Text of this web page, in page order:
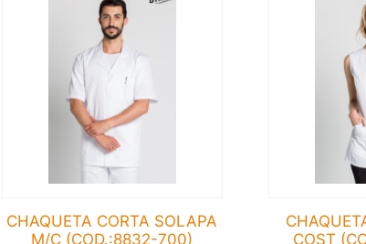
CHAQUETA CORTA SOLAPA
M/C (COD.:8832-700)
COST